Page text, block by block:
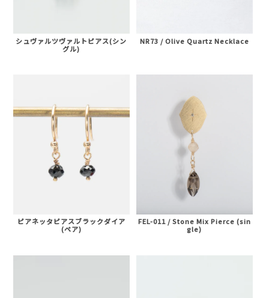
シュヴァルツヴァルトピアス(シン
グル)
NR73 / Olive Quartz Necklace
ピアネッタピアスブラックダイア
(ペア)
FEL-011 / Stone Mix Pierce (sin
gle)